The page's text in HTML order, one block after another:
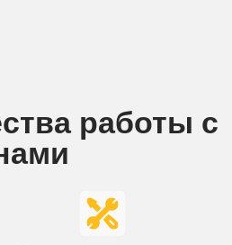
работы с